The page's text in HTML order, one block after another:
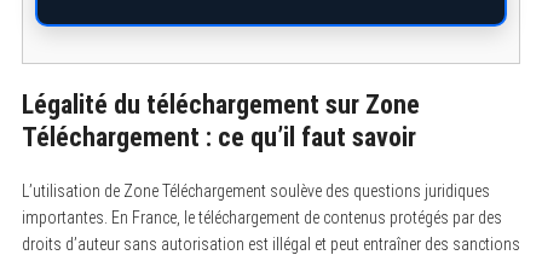
Légalité du téléchargement sur Zone
Téléchargement : ce qu’il faut savoir
L’utilisation de Zone Téléchargement soulève des questions juridiques
importantes. En France, le téléchargement de contenus protégés par des
droits d’auteur sans autorisation est illégal et peut entraîner des sanctions